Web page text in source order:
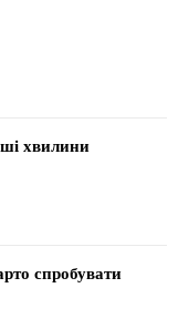
хвилини
спробувати